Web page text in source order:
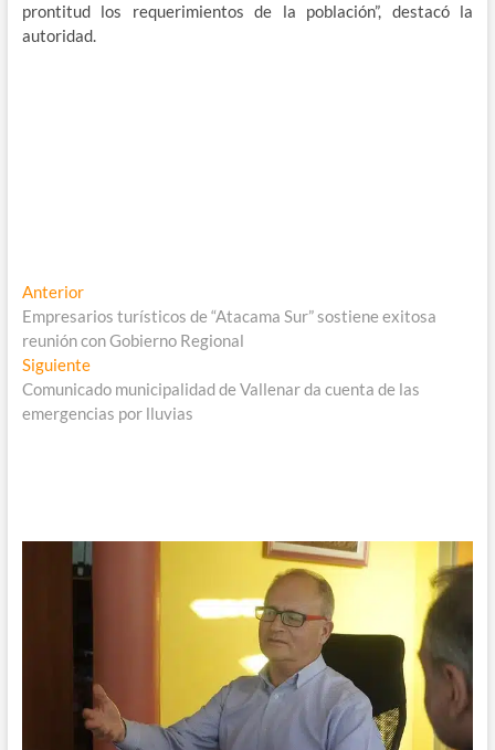
prontitud los requerimientos de la población”, destacó la
autoridad.
Navegación
de
entradas
AnteriorEntrada
anterior:
Empresarios turísticos de “Atacama Sur” sostiene exitosa
reunión con Gobierno Regional
SiguienteEntrada
siguiente:
Comunicado municipalidad de Vallenar da cuenta de las
emergencias por lluvias